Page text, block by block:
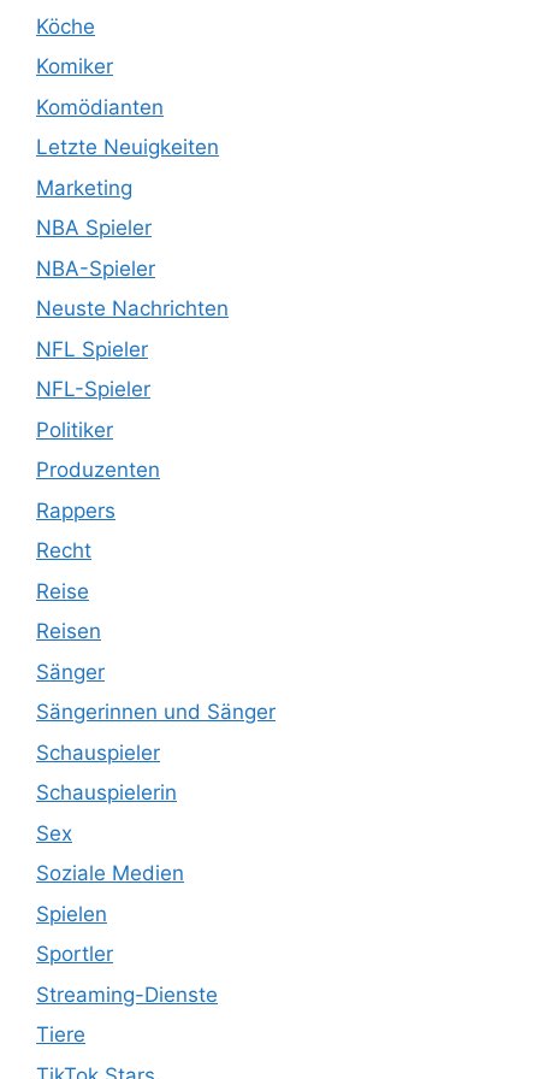
Köche
Komiker
Komödianten
Letzte Neuigkeiten
Marketing
NBA Spieler
NBA-Spieler
Neuste Nachrichten
NFL Spieler
NFL-Spieler
Politiker
Produzenten
Rappers
Recht
Reise
Reisen
Sänger
Sängerinnen und Sänger
Schauspieler
Schauspielerin
Sex
Soziale Medien
Spielen
Sportler
Streaming-Dienste
Tiere